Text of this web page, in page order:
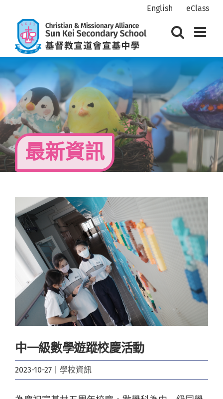
content
English eClass
最新資訊
View
Larger
Image
中一級數學遊蹤校慶活動
2023-10-27 學校資訊